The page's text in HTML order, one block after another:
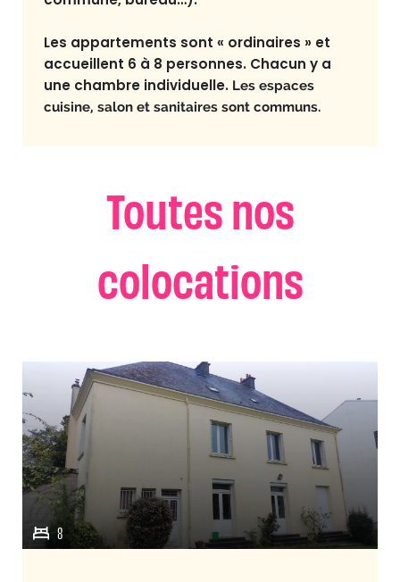
Les appartements sont « ordinaires » et
accueillent 6 à 8 personnes. Chacun y a
une chambre individuelle. Les espaces
cuisine, salon et sanitaires sont communs.
Toutes nos
colocations
8